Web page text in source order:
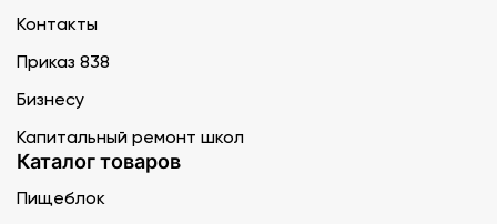
Контакты
Приказ 838
Бизнесу
Капитальный ремонт школ
Каталог товаров
Пищеблок